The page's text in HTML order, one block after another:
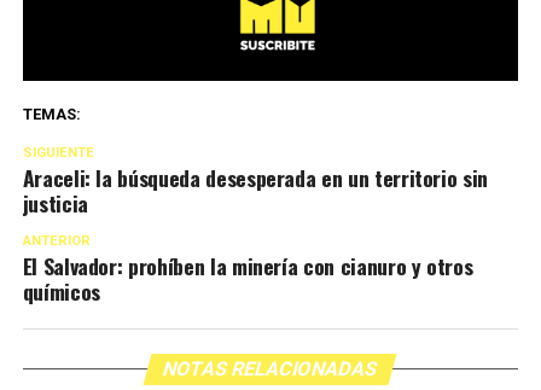
TEMAS:
SIGUIENTE
Araceli: la búsqueda desesperada en un territorio sin
justicia
ANTERIOR
El Salvador: prohíben la minería con cianuro y otros
químicos
NOTAS RELACIONADAS